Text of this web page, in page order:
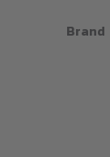
Brand